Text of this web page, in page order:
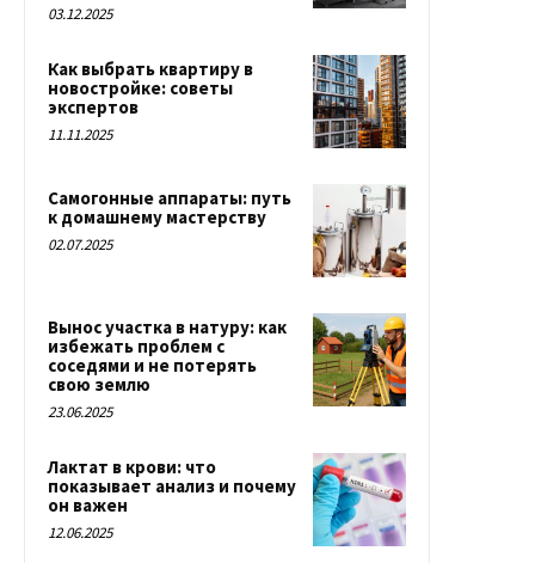
03.12.2025
Как выбрать квартиру в
новостройке: советы
экспертов
11.11.2025
Самогонные аппараты: путь
к домашнему мастерству
02.07.2025
Вынос участка в натуру: как
избежать проблем с
соседями и не потерять
свою землю
23.06.2025
Лактат в крови: что
показывает анализ и почему
он важен
12.06.2025